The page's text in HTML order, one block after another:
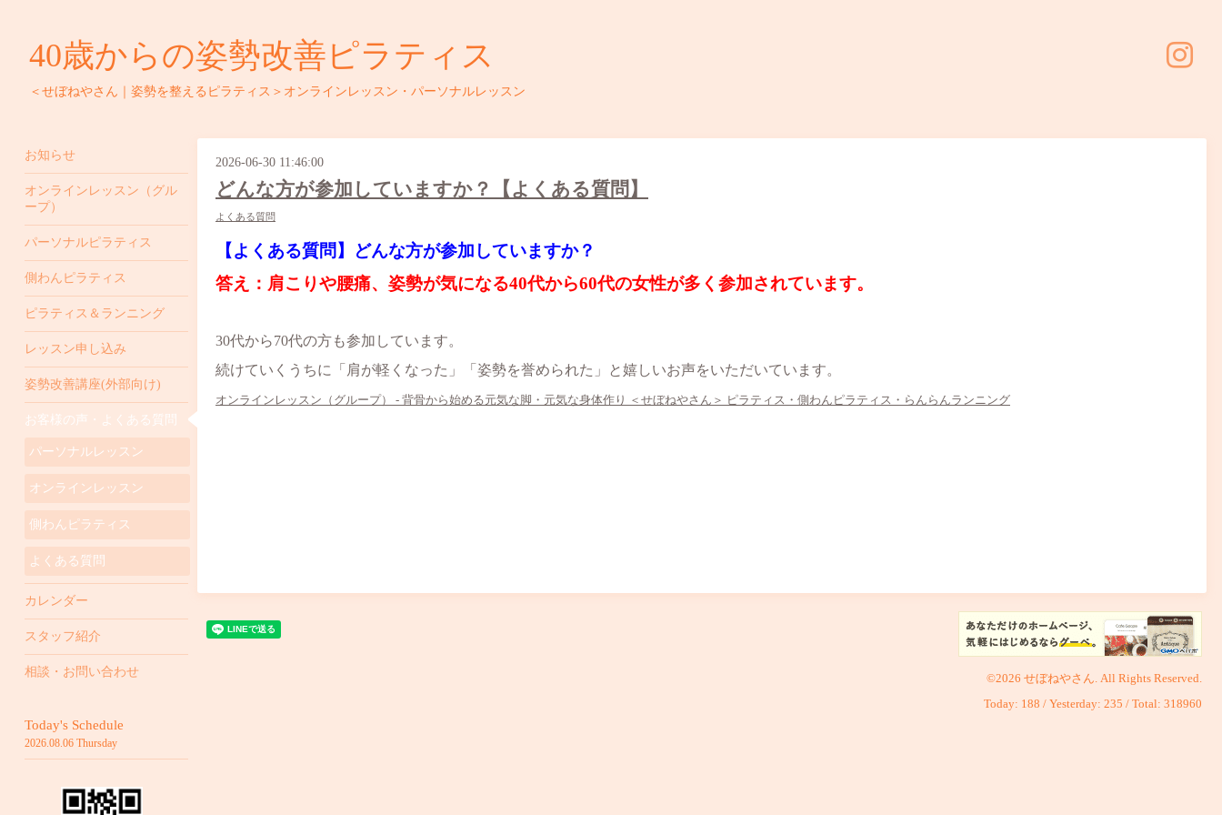
40歳からの姿勢改善ピラティス
＜せぼねやさん｜姿勢を整えるピラティス＞オンラインレッスン・パーソナルレッスン
2026-06-30 11:46:00
どんな方が参加していますか？【よくある質問】
よくある質問
【よくある質問】どんな方が参加していますか？
答え：肩こりや腰痛、姿勢が気になる40代から60代の女性が多く参加されています。
30代から70代の方も参加しています。
続けていくうちに「肩が軽くなった」「姿勢を誉められた」と嬉しいお声をいただいています。
オンラインレッスン（グループ） - 背骨から始める元気な脚・元気な身体作り ＜せぼねやさん＞ ピラティス・側わんピラティス・らんらんランニング
©2026 せぼねやさん. All Rights Reserved.
Today: 188 / Yesterday: 235 / Total: 318960
お知らせ
オンラインレッスン（グル
ープ）
パーソナルピラティス
側わんピラティス
ピラティス＆ランニング
レッスン申し込み
姿勢改善講座(外部向け)
お客様の声・よくある質問
パーソナルレッスン
オンラインレッスン
側わんピラティス
よくある質問
カレンダー
スタッフ紹介
相談・お問い合わせ
Today's Schedule
2026.08.06 Thursday